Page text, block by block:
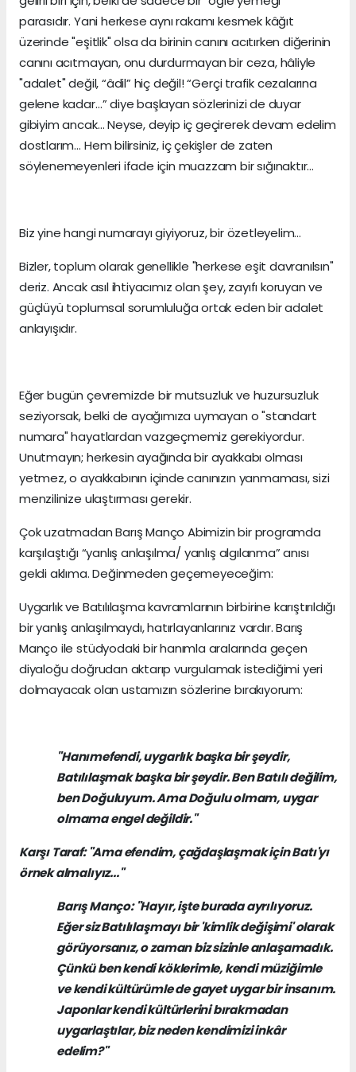
parasıdır. Yani herkese aynı rakamı kesmek kâğıt
üzerinde "eşitlik" olsa da birinin canını acıtırken diğerinin
canını acıtmayan, onu durdurmayan bir ceza, hâliyle
"adalet" değil, “âdil” hiç değil! “Gerçi trafik cezalarına
gelene kadar…” diye başlayan sözlerinizi de duyar
gibiyim ancak… Neyse, deyip iç geçirerek devam edelim
dostlarım… Hem bilirsiniz, iç çekişler de zaten
söylenemeyenleri ifade için muazzam bir sığınaktır…
Biz yine hangi numarayı giyiyoruz, bir özetleyelim…
Bizler, toplum olarak genellikle "herkese eşit davranılsın"
deriz. Ancak asıl ihtiyacımız olan şey, zayıfı koruyan ve
güçlüyü toplumsal sorumluluğa ortak eden bir adalet
anlayışıdır.
Eğer bugün çevremizde bir mutsuzluk ve huzursuzluk
seziyorsak, belki de ayağımıza uymayan o "standart
numara" hayatlardan vazgeçmemiz gerekiyordur.
Unutmayın; herkesin ayağında bir ayakkabı olması
yetmez, o ayakkabının içinde canınızın yanmaması, sizi
menzilinize ulaştırması gerekir.
Çok uzatmadan Barış Manço Abimizin bir programda
karşılaştığı “yanlış anlaşılma/ yanlış algılanma” anısı
geldi aklıma. Değinmeden geçemeyeceğim:
Uygarlık ve Batılılaşma kavramlarının birbirine karıştırıldığı
bir yanlış anlaşılmaydı, hatırlayanlarınız vardır. Barış
Manço ile stüdyodaki bir hanımla aralarında geçen
diyaloğu doğrudan aktarıp vurgulamak istediğimi yeri
dolmayacak olan ustamızın sözlerine bırakıyorum:
"Hanımefendi, uygarlık başka bir şeydir,
Batılılaşmak başka bir şeydir. Ben Batılı değilim,
ben Doğuluyum. Ama Doğulu olmam, uygar
olmama engel değildir."
Karşı Taraf: "Ama efendim, çağdaşlaşmak için Batı'yı
örnek almalıyız..."
Barış Manço: "Hayır, işte burada ayrılıyoruz.
Eğer siz Batılılaşmayı bir 'kimlik değişimi' olarak
görüyorsanız, o zaman biz sizinle anlaşamadık.
Çünkü ben kendi köklerimle, kendi müziğimle
ve kendi kültürümle de gayet uygar bir insanım.
Japonlar kendi kültürlerini bırakmadan
uygarlaştılar, biz neden kendimizi inkâr
edelim?"